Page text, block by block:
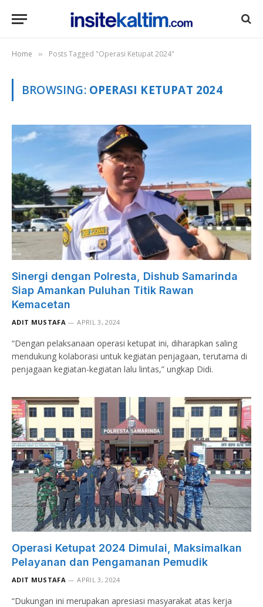
Home » Posts Tagged "Operasi Ketupat 2024"
BROWSING: OPERASI KETUPAT 2024
Sinergi dengan Polresta, Dishub Samarinda
Siap Amankan Puluhan Titik Rawan
Kemacetan
ADIT MUSTAFA APRIL 3, 2024
“Dengan pelaksanaan operasi ketupat ini, diharapkan saling
mendukung kolaborasi untuk kegiatan penjagaan, terutama di
penjagaan kegiatan-kegiatan lalu lintas,” ungkap Didi.
Operasi Ketupat 2024 Dimulai, Maksimalkan
Pelayanan dan Pengamanan Pemudik
ADIT MUSTAFA APRIL 3, 2024
“Dukungan ini merupakan apresiasi masyarakat atas kerja